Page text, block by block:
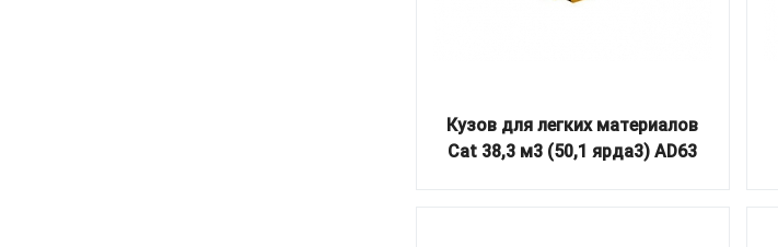
Кузов для легких материалов
Cat 38,3 м3 (50,1 ярда3) AD63